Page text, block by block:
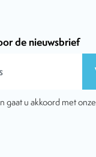
de nieuwsbrief
gaat u akkoord met onze